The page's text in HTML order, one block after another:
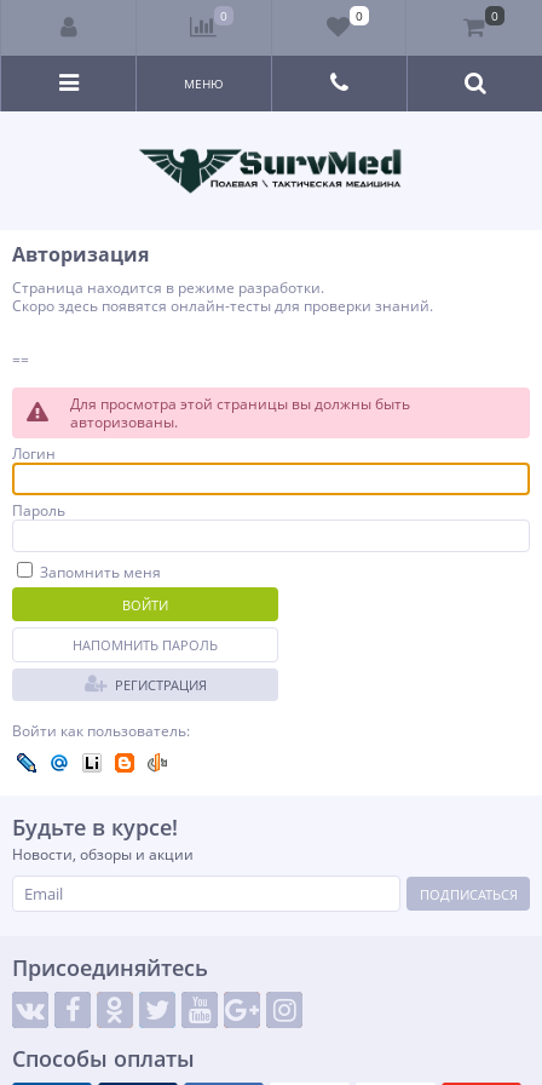
МЕНЮ
Авторизация
Страница находится в режиме разработки.
Скоро здесь появятся онлайн-тесты для проверки знаний.
==
Для просмотра этой страницы вы должны быть
авторизованы.
Логин
Пароль
Запомнить меня
ВОЙТИ
НАПОМНИТЬ ПАРОЛЬ
РЕГИСТРАЦИЯ
Войти как пользователь:
Будьте в курсе!
Новости, обзоры и акции
ПОДПИСАТЬСЯ
Присоединяйтесь
Способы оплаты
0 0 0